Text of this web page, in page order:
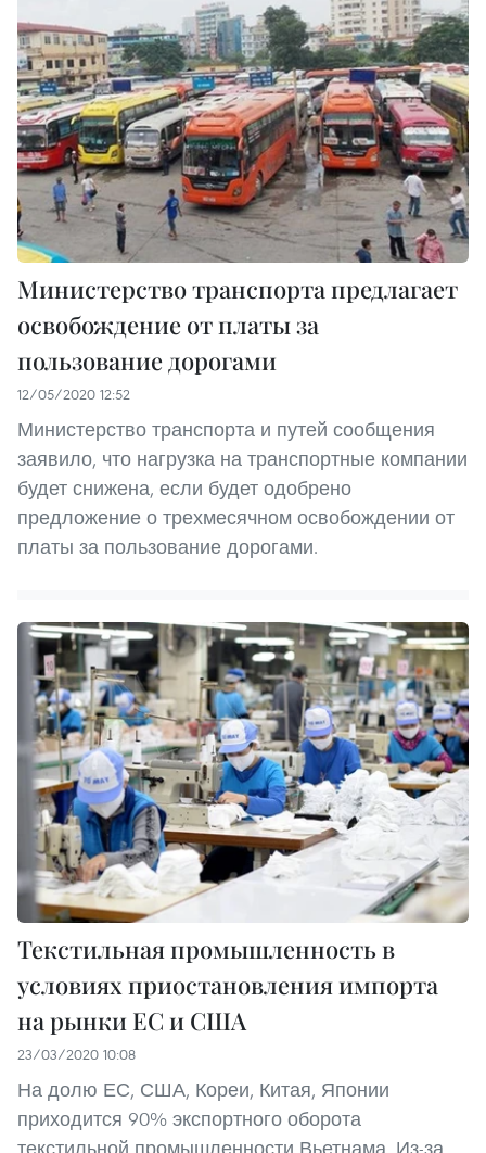
Министерство транспорта предлагает
освобождение от платы за
пользование дорогами
12/05/2020 12:52
Министерство транспорта и путей сообщения
заявило, что нагрузка на транспортные компании
будет снижена, если будет одобрено
предложение о трехмесячном освобождении от
платы за пользование дорогами.
Текстильная промышленность в
условиях приостановления импорта
на рынки ЕС и США
23/03/2020 10:08
На долю ЕС, США, Кореи, Китая, Японии
приходится 90% экспортного оборота